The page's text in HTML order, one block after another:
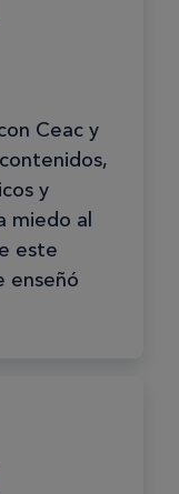
Ceac y
y
miedo al
este
enseñó